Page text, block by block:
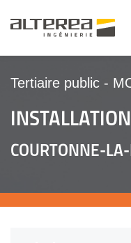
Tertiaire public -
COURTONNE-